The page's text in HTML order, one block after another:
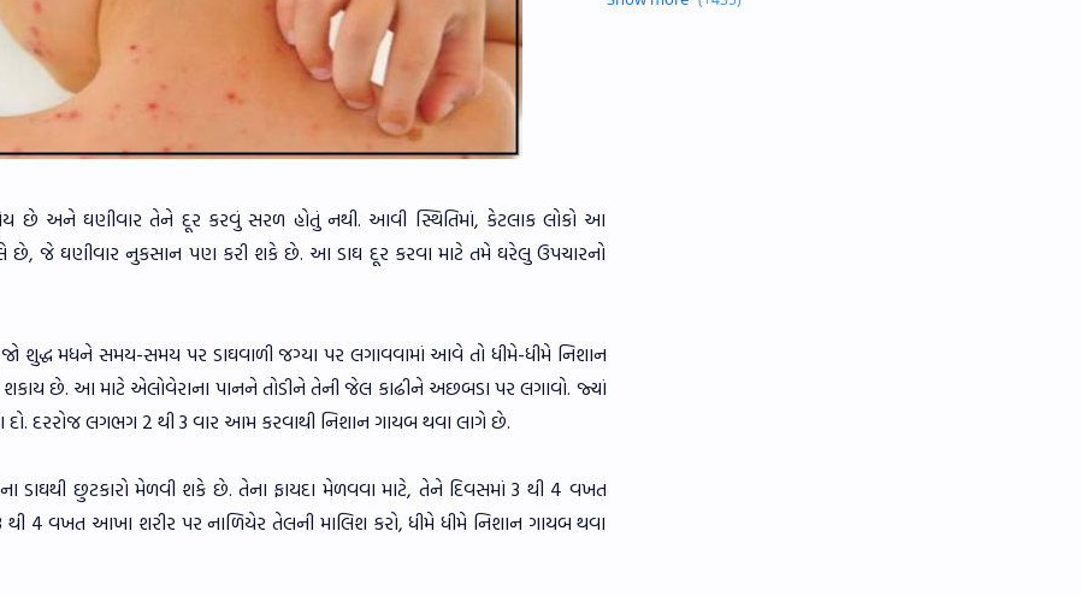
છે અને ઘણીવાર તેને દૂર કરવું સરળ હોતું નથી. આવી સ્થિતિમાં, કેટલાક લોકો આ
છે, જે ઘણીવાર નુકસાન પણ કરી શકે છે. આ ડાઘ દૂર કરવા માટે તમે ઘરેલુ ઉપચારનો
શુદ્ધ મધને સમય-સમય પર ડાઘવાળી જગ્યા પર લગાવવામાં આવે તો ધીમે-ધીમે નિશાન
છે. આ માટે એલોવેરાના પાનને તોડીને તેની જેલ કાઢીને અછબડા પર લગાવો. જ્યાં
દરરોજ લગભગ 2 થી 3 વાર આમ કરવાથી નિશાન ગાયબ થવા લાગે છે.
ડાઘથી છુટકારો મેળવી શકે છે. તેના ફાયદા મેળવવા માટે, તેને દિવસમાં 3 થી 4 વખત
થી 4 વખત આખા શરીર પર નાળિયેર તેલની માલિશ કરો, ધીમે ધીમે નિશાન ગાયબ થવા